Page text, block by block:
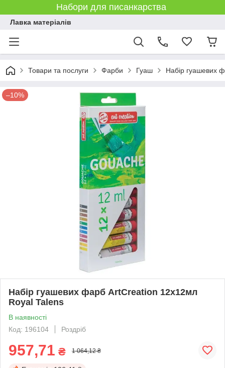
Набори для писанкарства
Лавка матеріалів
Товари та послуги Фарби Гуаш Набір гуашевих
–10%
Набір гуашевих фарб ArtCreation 12х12мл
Royal Talens
В наявності
Код: 196104
Роздріб
957,71 ₴ 1 064,12 ₴